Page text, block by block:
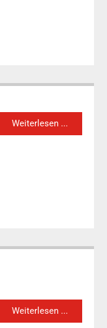
Weiterlesen ...
Weiterlesen ...